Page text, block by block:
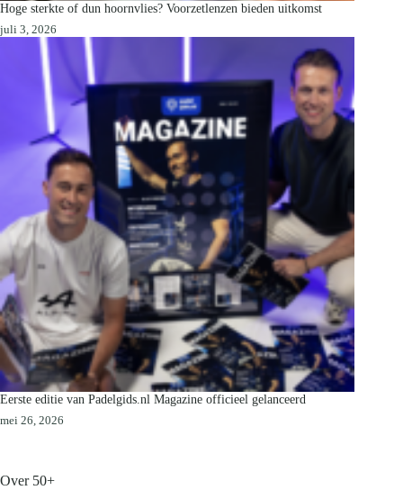
Hoge sterkte of dun hoornvlies? Voorzetlenzen bieden uitkomst
juli 3, 2026
Eerste editie van Padelgids.nl Magazine officieel gelanceerd
mei 26, 2026
Over 50+